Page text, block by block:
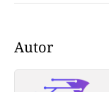
Autor